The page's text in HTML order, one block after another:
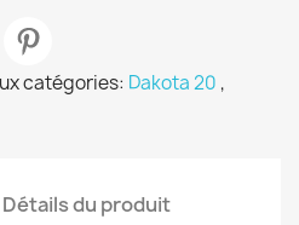
catégories: Dakota 20 ,
Détails du produit